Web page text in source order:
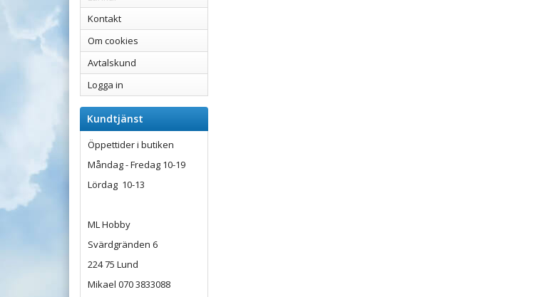
Kontakt
Om cookies
Avtalskund
Logga in
Kundtjänst
Öppettider i butiken
Måndag - Fredag 10-19
Lördag 10-13
ML Hobby
Svärdgränden 6
224 75 Lund
Mikael 070 3833088